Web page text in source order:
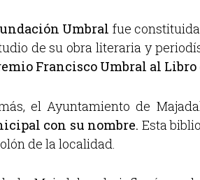
Umbral fue
de su obra literaria y
Francisco Umbral al Libro
el Ayuntamiento de
con su nombre. Esta
de la localidad.